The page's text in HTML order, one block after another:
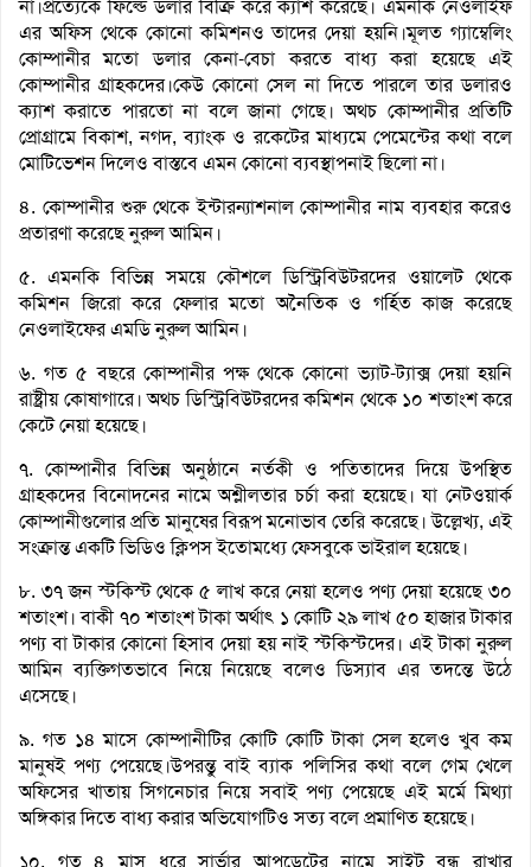
না।প্রত্যেকে ফিল্ডে ডলার বিক্রি করে ক্যাশ করেছে। এমনকি নেওলাইফ
এর অফিস থেকে কোনো কমিশনও তাদের দেয়া হয়নি।মূলত গ্যাম্বেলিং
কোম্পানীর মতো ডলার কেনা-বেচা করতে বাধ্য করা হয়েছে এই
কোম্পানীর গ্রাহকদের।কেউ কোনো সেল না দিতে পারলে তার ডলারও
ক্যাশ করাতে পারতো না বলে জানা গেছে। অথচ কোম্পানীর প্রতিটি
প্রোগ্রামে বিকাশ, নগদ, ব্যাংক ও রকেটের মাধ্যমে পেমেন্টের কথা বলে
মোটিভেশন দিলেও বাস্তবে এমন কোনো ব্যবস্থাপনাই ছিলো না।
৪. কোম্পানীর শুরু থেকে ইন্টারন্যাশনাল কোম্পানীর নাম ব্যবহার করেও
প্রতারণা করেছে নুরুল আমিন।
৫. এমনকি বিভিন্ন সময়ে কৌশলে ডিস্ট্রিবিউটরদের ওয়ালেট থেকে
কমিশন জিরো করে ফেলার মতো অনৈতিক ও গর্হিত কাজ করেছে
নেওলাইফের এমডি নুরুল আমিন।
৬. গত ৫ বছরে কোম্পানীর পক্ষ থেকে কোনো ভ্যাট-ট্যাক্স দেয়া হয়নি
রাষ্ট্রীয় কোষাগারে। অথচ ডিস্ট্রিবিউটরদের কমিশন থেকে ১০ শতাংশ করে
কেটে নেয়া হয়েছে।
৭. কোম্পানীর বিভিন্ন অনুষ্ঠানে নর্তকী ও পতিতাদের দিয়ে উপস্থিত
গ্রাহকদের বিনোদনের নামে অশ্লীলতার চর্চা করা হয়েছে। যা নেটওয়ার্ক
কোম্পানীগুলোর প্রতি মানুষের বিরূপ মনোভাব তেরি করেছে। উল্লেখ্য, এই
সংক্রান্ত একটি ভিডিও ক্লিপস ইতোমধ্যে ফেসবুকে ভাইরাল হয়েছে।
৮. ৩৭ জন স্টকিস্ট থেকে ৫ লাখ করে নেয়া হলেও পণ্য দেয়া হয়েছে ৩০
শতাংশ। বাকী ৭০ শতাংশ টাকা অর্থাৎ ১ কোটি ২৯ লাখ ৫০ হাজার টাকার
পণ্য বা টাকার কোনো হিসাব দেয়া হয় নাই স্টকিস্টদের। এই টাকা নুরুল
আমিন ব্যক্তিগতভাবে নিয়ে নিয়েছে বলেও ডিস্যাব এর তদন্তে উঠে
এসেছে।
৯. গত ১৪ মাসে কোম্পানীটির কোটি কোটি টাকা সেল হলেও খুব কম
মানুষই পণ্য পেয়েছে।উপরন্তু বাই ব্যাক পলিসির কথা বলে গেম খেলে
অফিসের খাতায় সিগনেচার নিয়ে সবাই পণ্য পেয়েছে এই মর্মে মিথ্যা
অঙ্গিকার দিতে বাধ্য করার অভিযোগটিও সত্য বলে প্রমাণিত হয়েছে।
১০. গত ৪ মাস ধরে সার্ভার আপডেটের নামে সাইট বন্ধ রাখার